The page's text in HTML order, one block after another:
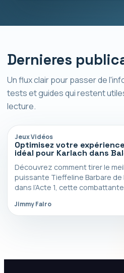
Dernieres
Un flux clair pour passer de
tests et guides qui restent
lecture.
Jeux Vidéos
Optimisez votre
idéal pour Karlach dans
Découvrez comment tirer le
puissante Tieffeline Barbare de
dans l’Acte 1, cette
Jimmy Falro